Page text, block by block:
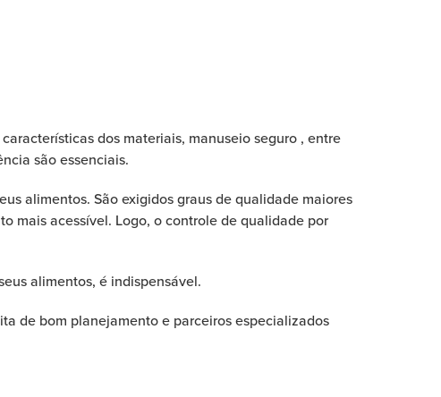
dos materiais, manuseio seguro , entre
são essenciais.
alimentos. São exigidos graus de qualidade maiores
mais acessível. Logo, o controle de qualidade por
alimentos, é indispensável.
de bom planejamento e parceiros especializados